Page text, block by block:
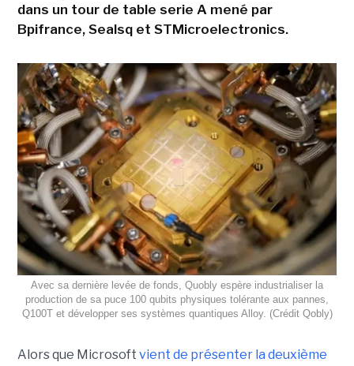
dans un tour de table serie A mené par
Bpifrance, Sealsq et STMicroelectronics.
Avec sa dernière levée de fonds, Quobly espère industrialiser la
production de sa puce 100 qubits physiques tolérante aux pannes,
Q100T et développer ses systèmes quantiques Alloy. (Crédit Qobly)
Alors que Microsoft vient de présenter la deuxième